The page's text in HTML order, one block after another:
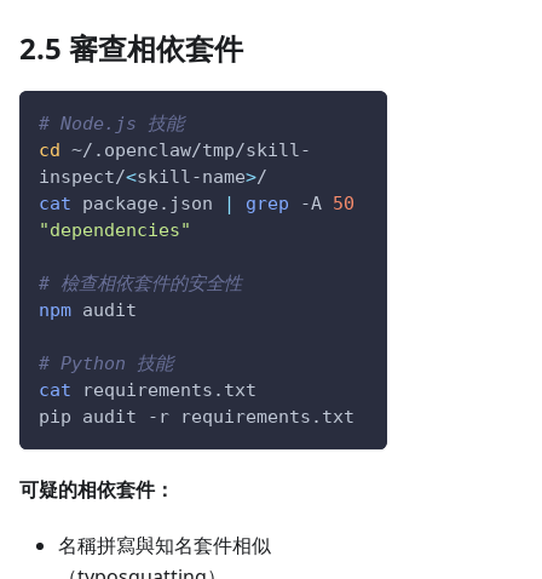
2.5 審查相依套件
# Node.js 技能
cd ~/.openclaw/tmp/skill-
inspect/<skill-name>/
cat package.json | grep -A 50
"dependencies"
# 檢查相依套件的安全性
npm audit
# Python 技能
cat requirements.txt
pip audit
-r requirements.txt
可疑的相依套件：
名稱拼寫與知名套件相似